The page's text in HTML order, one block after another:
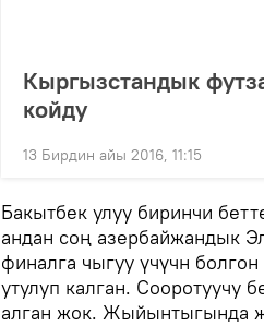
Кыргызстандык
койду
13 Бирдин айы 2016, 11:15
Бакытбек улуу биринчи
андан соң азербайжандык
финалга чыгуу үчүчн
утулуп калган. Сооротуучу
алган жок. Жыйынтыгында